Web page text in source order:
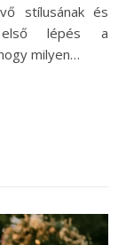
stílusának és
első lépés a
milyen…